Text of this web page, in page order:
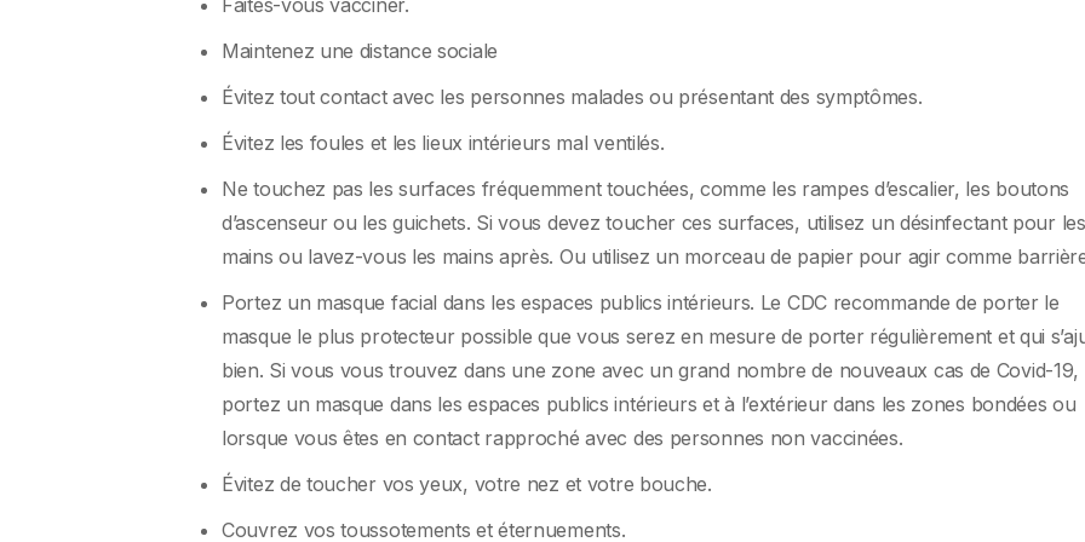
Faites-vous vacciner.
Maintenez une distance sociale
Évitez tout contact avec les personnes malades ou présentant des symptômes.
Évitez les foules et les lieux intérieurs mal ventilés.
Ne touchez pas les surfaces fréquemment touchées, comme les rampes d’escalier, les boutons
d’ascenseur ou les guichets. Si vous devez toucher ces surfaces, utilisez un désinfectant pour les
mains ou lavez-vous les mains après. Ou utilisez un morceau de papier pour agir comme
Portez un masque facial dans les espaces publics intérieurs. Le CDC recommande de porter le
masque le plus protecteur possible que vous serez en mesure de porter régulièrement et qui
bien. Si vous vous trouvez dans une zone avec un grand nombre de nouveaux cas de Covid-19,
portez un masque dans les espaces publics intérieurs et à l’extérieur dans les zones bondées ou
lorsque vous êtes en contact rapproché avec des personnes non vaccinées.
Évitez de toucher vos yeux, votre nez et votre bouche.
Couvrez vos toussotements et éternuements.